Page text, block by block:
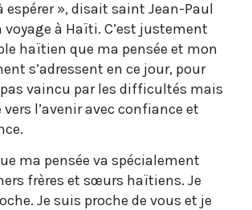
espérer », disait saint Jean-Paul
voyage à Haïti. C’est justement
haïtien que ma pensée et mon
s’adressent en ce jour, pour
vaincu par les difficultés mais
vers l’avenir avec confiance et
ma pensée va spécialement
frères et sœurs haïtiens. Je
Je suis proche de vous et je